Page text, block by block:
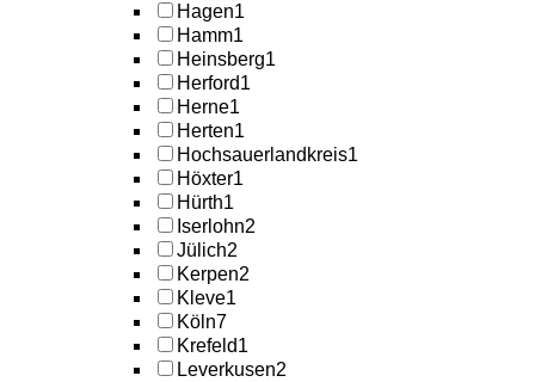
Hagen1
Hamm1
Heinsberg1
Herford1
Herne1
Herten1
Hochsauerlandkreis1
Höxter1
Hürth1
Iserlohn2
Jülich2
Kerpen2
Kleve1
Köln7
Krefeld1
Leverkusen2